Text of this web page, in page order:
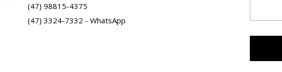
(47) 98815-4375
(47) 3324-7332 - WhatsApp